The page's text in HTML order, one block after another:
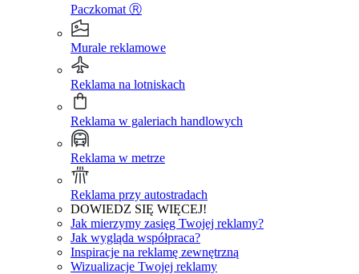
Paczkomat Ⓡ
Murale reklamowe
Reklama na lotniskach
Reklama w galeriach handlowych
Reklama w metrze
Reklama przy autostradach
DOWIEDZ SIĘ WIĘCEJ!
Jak mierzymy zasięg Twojej reklamy?
Jak wygląda współpraca?
Inspiracje na reklamę zewnętrzną
Wizualizacje Twojej reklamy